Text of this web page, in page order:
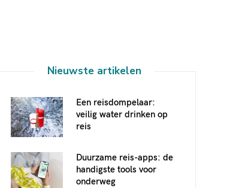
Nieuwste artikelen
Een reisdompelaar:
veilig water drinken op
reis
Duurzame reis-apps: de
handigste tools voor
onderweg